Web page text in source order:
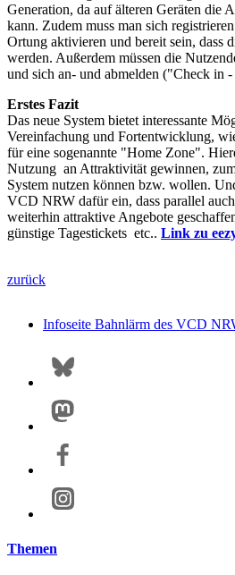
Generation, da auf älteren Geräten die
kann. Zudem muss man sich
Ortung aktivieren und bereit sein, dass
werden. Außerdem müssen die
und sich an- und abmelden ("Check in
Erstes Fazit
Das neue System bietet interessante
Vereinfachung und Fortentwicklung,
für eine sogenannte "Home Zone".
Nutzung an Attraktivität gewinnen,
System nutzen können bzw. wollen.
VCD NRW dafür ein, dass parallel
weiterhin attraktive Angebote
günstige Tagestickets etc.. Link zu
zurück
Infoseite Bahnlärm des VCD
Themen